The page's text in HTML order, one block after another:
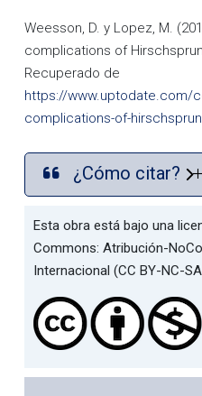
Weesson, D. y Lopez, M.
complications of
Recuperado de
https://www.uptodate.com/
complications-of-
¿Cómo citar?
Esta obra está bajo una
Commons: Atribución-
Internacional (CC BY-NC-